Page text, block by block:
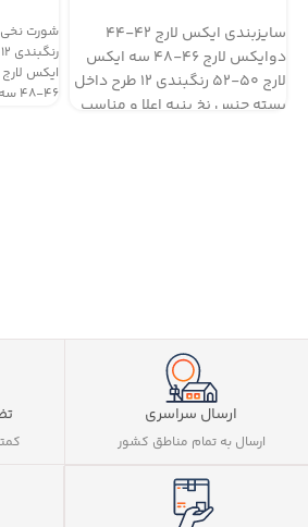
سایزبندی ایکس لارج ۴۲-۴۴
دوایکس لارج ۴۶-۴۸ سه ایکس
لارج ۵۰-۵۲ رنگبندی ۱۲ طرح داخل
بسته جنس نخ پنبه اعلا و مناسب
شورت نخی
۴۶-۴۸ سه ایکس لارج ۵۰-۵۲
ارسال سراسری
ارسال به تمام مناطق کشور